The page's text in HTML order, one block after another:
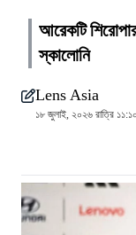
আরেকটি
স্কালোনি
Lens Asia
১৮ জুলাই, ২০২৬ রাত্রি ১১:১০